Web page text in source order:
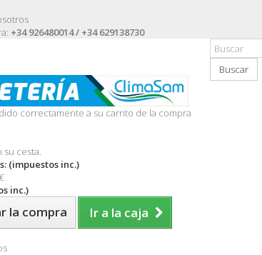
+34 926480014 / +34 629138730
Buscar
correctamente a su carrito de la compra
su cesta.
(impuestos inc.)
inc.)
la compra Ir a la caja